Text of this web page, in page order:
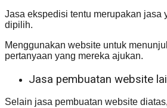
Jasa ekspedisi tentu merupakan jasa
dipilih.
Menggunakan website untuk
pertanyaan yang mereka ajukan.
Jasa pembuatan website
Selain jasa pembuatan website